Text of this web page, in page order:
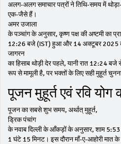
अलग‑अलग समाचार पत्रों ने तिथि‑समय में
एक‑जैसे हैं।
अमर उजाला
के पञ्चांग के अनुसार, कृष्ण पक्ष की अष्टमी का
12:26 बजे (IST) हुआ और 14 अक्टूबर 2025
जागरन
का हिसाब थोड़ी देर पहले, यानी रात 12:24
रूप से मामूली है, पर भक्तों के लिए सही मुहूर्त
पूजन मुहूर्त एवं रवि योग
पूजन का सबसे शुभ समय, अर्थात् मुहूर्त,
ड्रिक पंचांग
के नवाब दिल्ली के आँकड़ों के अनुसार, शाम
1 घंटे 15 मिनट। इस दौरान माँ‑ए‑आहोरी